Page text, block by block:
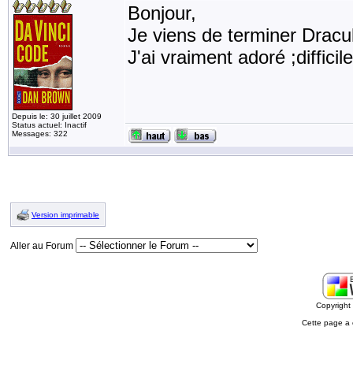
Depuis le: 30 juillet 2009
Status actuel: Inactif
Messages: 322
Bonjour,
Je viens de terminer
J'ai vraiment adoré
Version imprimable
Aller au Forum
Cette page a